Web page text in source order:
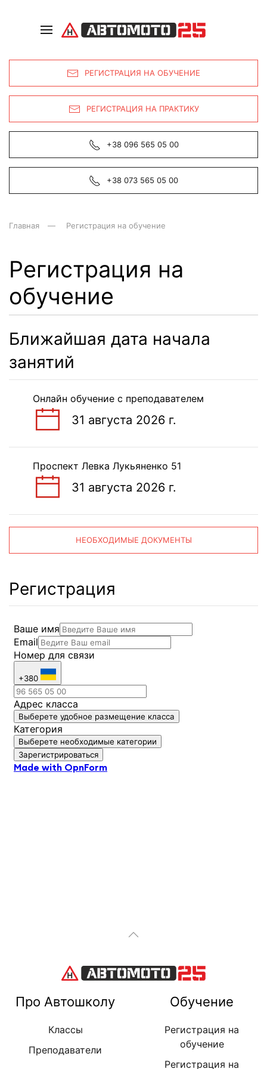
РЕГИСТРАЦИЯ НА ОБУЧЕНИЕ
РЕГИСТРАЦИЯ НА ПРАКТИКУ
+38 096 565 05 00
+38 073 565 05 00
Главная Регистрация на обучение
Регистрация на
обучение
Ближайшая дата начала
занятий
Онлайн обучение с преподавателем
31 августа 2026 г.
Проспект Левка Лукьяненко 51
31 августа 2026 г.
НЕОБХОДИМЫЕ ДОКУМЕНТЫ
Регистрация
Про Автошколу
Классы
Преподаватели
Обучение
Регистрация на
обучение
Регистрация на